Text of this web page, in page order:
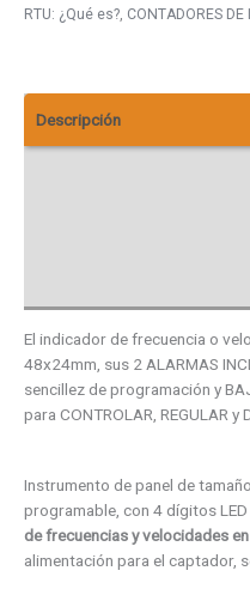
RTU: ¿Qué es?, CONTADORES DE
Descripción
El indicador de frecuencia o
48x24mm, sus 2 ALARMAS
sencillez de programación y
para CONTROLAR, REGULAR
Instrumento de panel de
programable, con 4 dígitos
de frecuencias y velocidades
alimentación para el captador,